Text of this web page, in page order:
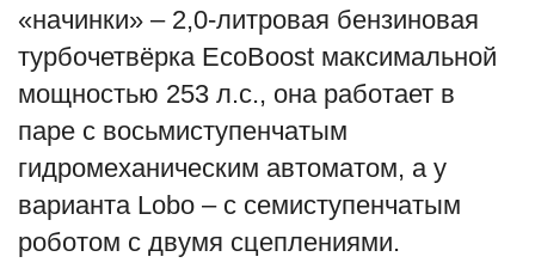
«начинки» – 2,0-литровая бензиновая
турбочетвёрка EcoBoost максимальной
мощностью 253 л.с., она работает в
паре с восьмиступенчатым
гидромеханическим автоматом, а у
варианта Lobo – с семиступенчатым
роботом с двумя сцеплениями.